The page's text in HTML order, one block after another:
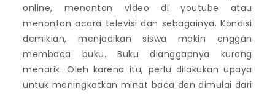
online, menonton video di youtube atau
menonton acara televisi dan sebagainya. Kondisi
demikian, menjadikan siswa makin enggan
membaca buku. Buku dianggapnya kurang
menarik. Oleh karena itu, perlu dilakukan upaya
untuk meningkatkan minat baca dan dimulai dari